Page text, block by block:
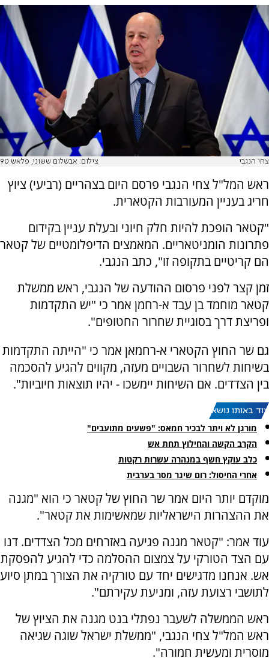
צחי הנגבי צילום: אבשלום ששוני, פלאש 90
ראש המל"ל צחי הנגבי פרסם היום בצהריים (רביעי) ציוץ
חריג בעניין המעורבות הקטארית.
"קטאר הופכת להיות חלק חיוני ובעלת עניין בקידום
פתרונות הומניטאריים. המאמצים הדיפלומטיים של קטאר
הם קריטיים בתקופה זו", כתב הנגבי.
זמן קצר לפני פרסום ההודעה של הנגבי, ראש ממשלת
קטאר מוחמד בן עבד א-רחמן אמר כי "יש התקדמות
ופריצת דרך בסוגיית שחרור החטופים".
גם שר החוץ הקטארי א-רחמאן אמר כי "הייתה התקדמות
בשיחות לשחרור השבויים מעזה, מקווים להגיע להסכמה
בין הצדדים. אם השיחות יימשכו - יהיו תוצאות חיוביות".
עוד באותו נושא:
מורגן לא ויתר לבכיר חמאס: "פשעים מתועבים"
הקרב הקשה והחילוץ תחת אש
כלב עוקץ חשף במנהרה עשרות רקטות
‏אחרי החיסול: רום שיגר מסר בערבית
מוקדם יותר היום אמר שר החוץ של קטאר כי הוא "מגנה
את ההצהרות הישראליות שמאשימות את קטאר".
עוד אמר: "קטאר מגנה פגיעה באזרחים מכל הצדדים. דנו
עם הצד הטורקי על צמצום ההסלמה כדי להגיע להפסקת
אש. אנחנו מדגישים יחד עם טורקיה את הצורך במתן סיוע
לתושבי רצועת עזה, ומניעת עקירתם".
ראש הממשלה לשעבר נפתלי בנט מגנה את הציוץ של
ראש המל"ל צחי הנגבי, "ממשלת ישראל שוגה שגיאה
מוסרית ומעשית חמורה".